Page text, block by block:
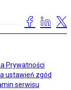
Prywatności
ustawień zgód
serwisu